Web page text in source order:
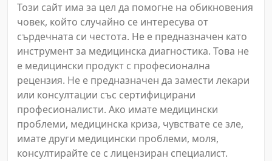
Този сайт има за цел да помогне на обикновения
човек, който случайно се интересува от
сърдечната си честота. Не е предназначен като
инструмент за медицинска диагностика. Това не
е медицински продукт с професионална
рецензия. Не е предназначен да замести лекари
или консултации със сертифицирани
професионалисти. Ако имате медицински
проблеми, медицинска криза, чувствате се зле,
имате други медицински проблеми, моля,
консултирайте се с лицензиран специалист.